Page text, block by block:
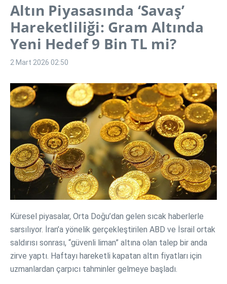
Altın Piyasasında ‘Savaş’
Hareketliliği: Gram Altında
Yeni Hedef 9 Bin TL mi?
2 Mart 2026 02:50
Küresel piyasalar, Orta Doğu’dan gelen sıcak haberlerle
sarsılıyor. İran’a yönelik gerçekleştirilen ABD ve İsrail ortak
saldırısı sonrası, “güvenli liman” altına olan talep bir anda
zirve yaptı. Haftayı hareketli kapatan altın fiyatları için
uzmanlardan çarpıcı tahminler gelmeye başladı.